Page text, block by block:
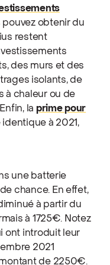
obtenir du
restent
des murs et des
isolants, de
à chaleur ou de
la prime pour
à 2021,
une batterie
chance. En effet,
à partir du
à 1725€. Notez
ont introduit leur
2021
de 2250€.